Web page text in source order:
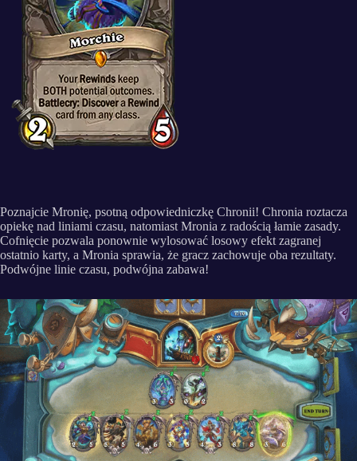
Poznajcie Mronię, psotną odpowiedniczkę Chronii! Chronia roztacza
opiekę nad liniami czasu, natomiast Mronia z radością łamie zasady.
Cofnięcie pozwala ponownie wylosować losowy efekt zagranej
ostatnio karty, a Mronia sprawia, że gracz zachowuje oba rezultaty.
Podwójne linie czasu, podwójna zabawa!